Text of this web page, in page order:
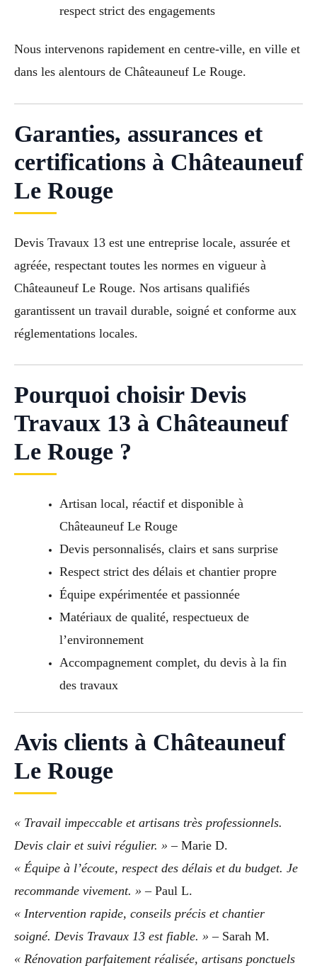
respect strict des engagements
Nous intervenons rapidement en centre-ville, en ville et
dans les alentours de Châteauneuf Le Rouge.
Garanties, assurances et
certifications à Châteauneuf
Le Rouge
Devis Travaux 13 est une entreprise locale, assurée et
agréée, respectant toutes les normes en vigueur à
Châteauneuf Le Rouge. Nos artisans qualifiés
garantissent un travail durable, soigné et conforme aux
réglementations locales.
Pourquoi choisir Devis
Travaux 13 à Châteauneuf
Le Rouge ?
Artisan local, réactif et disponible à
Châteauneuf Le Rouge
Devis personnalisés, clairs et sans surprise
Respect strict des délais et chantier propre
Équipe expérimentée et passionnée
Matériaux de qualité, respectueux de
l’environnement
Accompagnement complet, du devis à la fin
des travaux
Avis clients à Châteauneuf
Le Rouge
« Travail impeccable et artisans très professionnels.
Devis clair et suivi régulier. » – Marie D.
« Équipe à l’écoute, respect des délais et du budget. Je
recommande vivement. » – Paul L.
« Intervention rapide, conseils précis et chantier
soigné. Devis Travaux 13 est fiable. » – Sarah M.
« Rénovation parfaitement réalisée, artisans ponctuels